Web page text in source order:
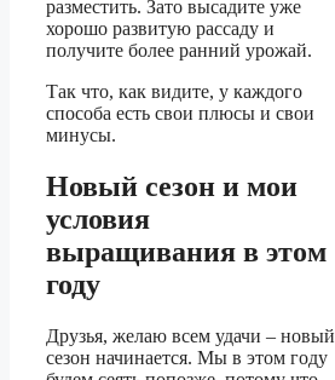
разместить. Зато высадите уже
хорошо развитую рассаду и
получите более ранний урожай.
Так что, как видите, у каждого
способа есть свои плюсы и свои
минусы.
Новый сезон и мои
условия
выращивания в этом
году
Друзья, желаю всем удачи – новый
сезон начинается. Мы в этом году